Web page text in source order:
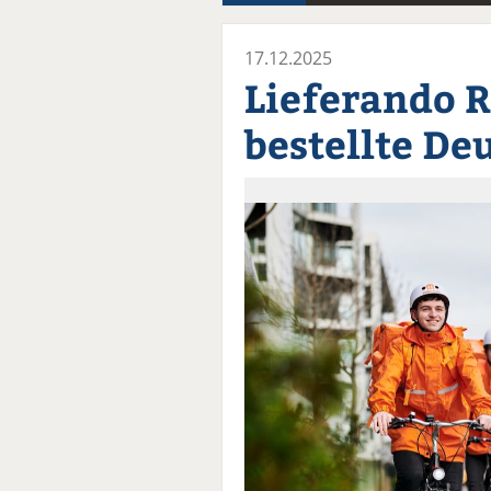
17.12.2025
Lieferando
bestellte